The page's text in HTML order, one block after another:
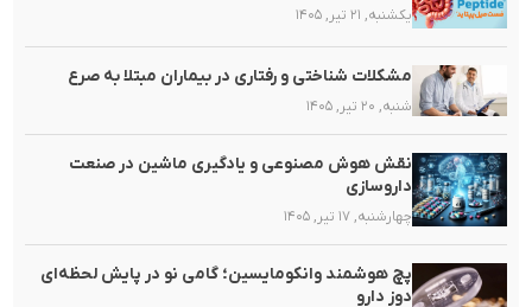
یکشنبه, ۲۱ تیر, ۱۴۰۵
مشکلات شناختی و رفتاری در بیماران مبتلا به صرع
شنبه, ۲۰ تیر, ۱۴۰۵
نقش هوش مصنوعی و یادگیری ماشین در صنعت
داروسازی
چهارشنبه, ۱۷ تیر, ۱۴۰۵
پچ هوشمند وانکومایسین؛ گامی نو در پایش لحظه‌ای
دوز دارو